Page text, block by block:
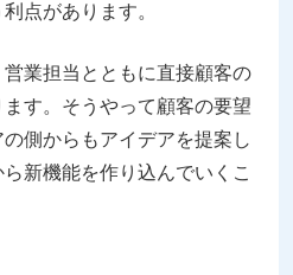
点があります。
業担当とともに直接顧客の
す。そうやって顧客の要望
側からもアイデアを提案し
新機能を作り込んでいくこ